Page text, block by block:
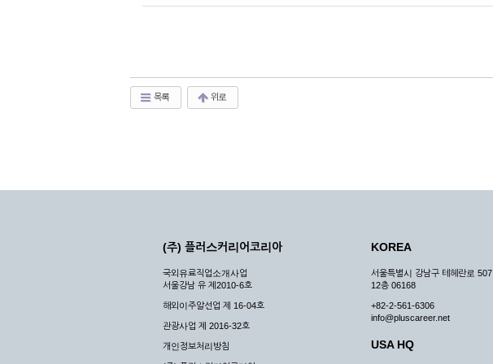
목록 위로
(주) 플러스커리어코리아
국외유료직업소개사업
서울강남 유 제2010-6호
해외이주알선업 제 16-04호
관광사업 제 2016-32호
개인정보처리방침
KOREA
서울특별시 강남구 테헤란로 507
12층 06168
+82-2-561-6306
info@pluscareer.net
USA HQ